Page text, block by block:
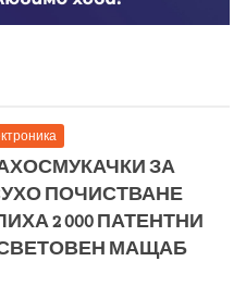
ЗА
ПОЧИСТВАНЕ
2 000 ПАТЕНТНИ
МАЩАБ